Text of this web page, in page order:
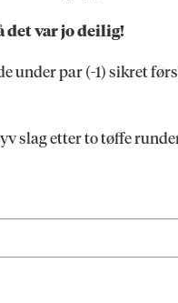
det var jo deilig!
under par (-1) sikret
slag etter to tøffe